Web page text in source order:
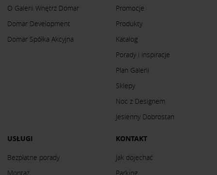
O Galerii Wnętrz Domar
Domar Development
Domar Spółka Akcyjna
Promocje
Produkty
Katalog
Porady i inspiracje
Plan Galerii
Sklepy
Noc z Designem
Jesienny Dobrostan
USŁUGI
Bezpłatne porady
Montaż
KONTAKT
Jak dojechać
Parking